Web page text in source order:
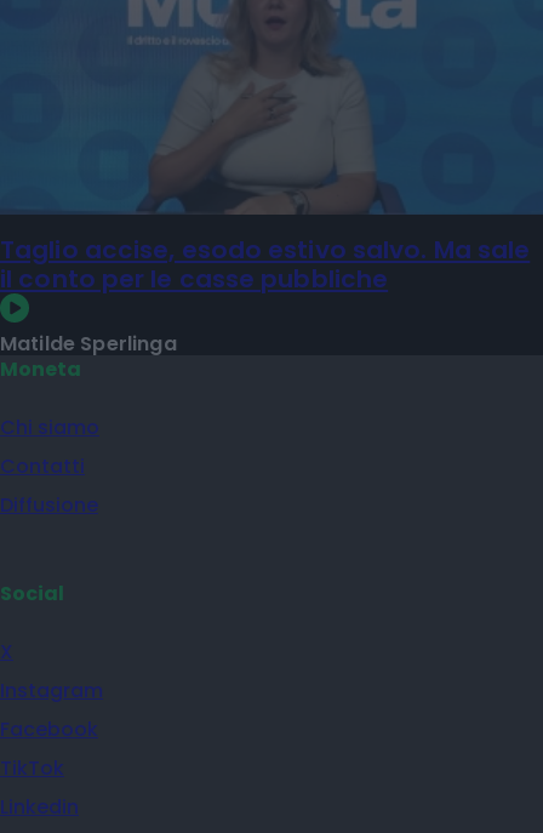
Taglio accise, esodo estivo salvo. Ma sale
il conto per le casse pubbliche
Matilde Sperlinga
Moneta
Chi siamo
Contatti
Diffusione
Social
X
Instagram
Facebook
TikTok
Linkedin